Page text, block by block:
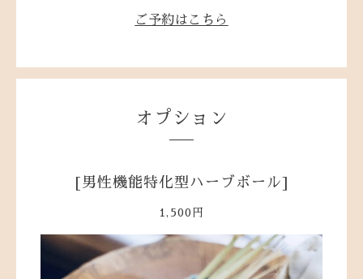
ご予約はこちら
オプション
[男性機能特化型ハーブボール]
1,500円